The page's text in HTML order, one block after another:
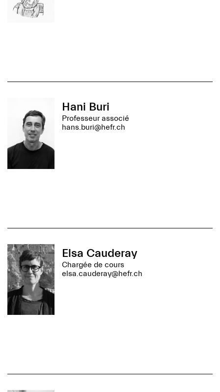
Hani Buri
Professeur associé
hans.buri@hefr.ch
Elsa Cauderay
Chargée de cours
elsa.cauderay@hefr.ch